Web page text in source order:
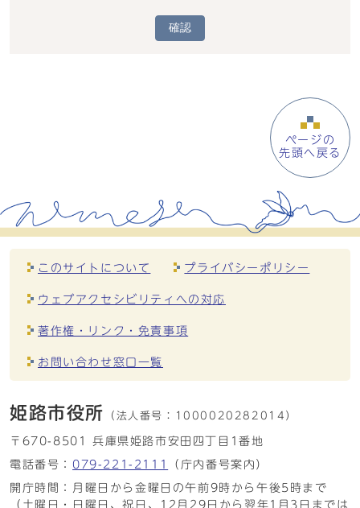
確認
ページの
先頭へ戻る
このサイトについて プライバシーポリシー
ウェブアクセシビリティへの対応
著作権・リンク・免責事項
お問い合わせ窓口一覧
姫路市役所 （法人番号： 1000020282014）
〒670-8501 兵庫県姫路市安田四丁目1番地
電話番号： 079-221-2111
（庁内番号案内）
開庁時間：月曜日から金曜日の午前9時から午後5時まで
（土曜日・日曜日、祝日、12月29日から翌年1月3日までは